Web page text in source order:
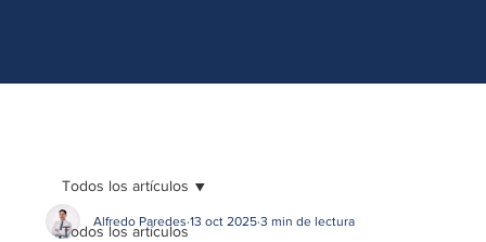
Todos los artículos
Todos los artículos
Alfredo Paredes 13 oct 2025 3 min de lectura